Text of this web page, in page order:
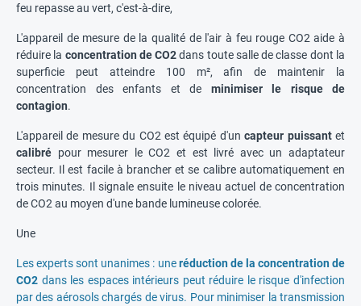
feu repasse au vert, c'est-à-dire,
L'appareil de mesure de la qualité de l'air à feu rouge CO2 aide à
réduire la concentration de CO2dans toute salle de classe dont la
superficie peut atteindre 100 m², afin de maintenir la
concentration des enfants et de minimiser le risque de
contagion.
L'appareil de mesure du CO2 est équipé d'uncapteur puissantet
calibré pour mesurer le CO2 et est livré avec un adaptateur
secteur. Il est facile à brancher et se calibre automatiquement en
trois minutes. Il signale ensuite le niveau actuel de concentration
de CO2 au moyen d'une bande lumineuse colorée.
Une
Les experts sont unanimes : uneréduction de la concentration de
CO2 dans les espaces intérieurs peut réduire le risque d'infection
par des aérosols chargés de virus. Pour minimiser la transmission